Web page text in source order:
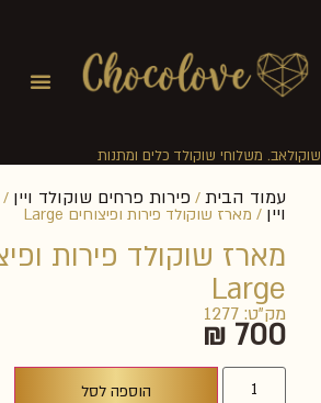
שוקולאב. משלוחי שוקולד כלים ומתנות
עמוד הבית / פירות פרחים שוקולד ויין /
ויין / מארז שוקולד פירות ופיצוחים Large
מארז שוקולד פירות
Large
מק"ט: 1277
₪700
הוספה לסל